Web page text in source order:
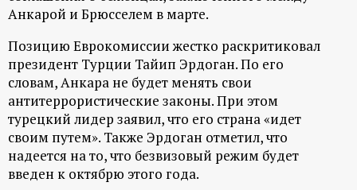
о
н
н
ы
й
Анкарой и Брюсселем в марте.
Позицию Еврокомиссии жестко раскритиковал
президент Турции Тайип Эрдоган. По его
словам, Анкара не будет менять свои
антитеррористические законы. При этом
турецкий лидер заявил, что его страна «идет
своим путем». Также Эрдоган отметил, что
надеется на то, что безвизовый режим будет
введен к октябрю этого года.